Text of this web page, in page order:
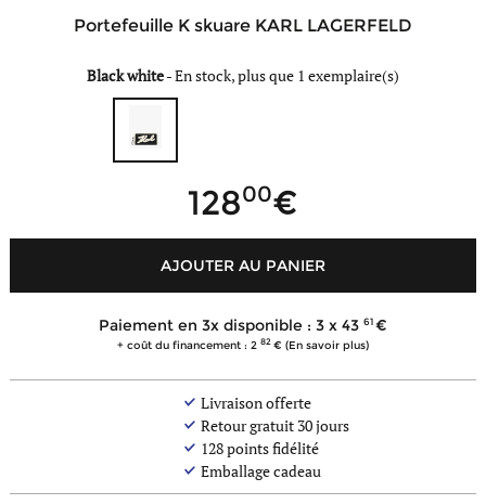
Portefeuille K skuare KARL LAGERFELD
Black white-En stock, plus que 1 exemplaire(s)
12800
AJOUTER AU PANIER
Paiement en 3x disponible : 3 x 43 61
+ coût du financement : 2 82 (En savoir plus)
Livraison offerte
Retour gratuit 30 jours
128points fidélité
Emballage cadeau